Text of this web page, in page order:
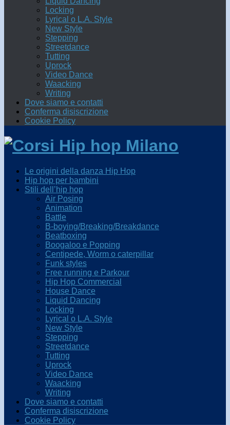
Locking
Lyrical o L.A. Style
New Style
Stepping
Streetdance
Tutting
Uprock
Video Dance
Waacking
Writing
Dove siamo e contatti
Conferma disiscrizione
Cookie Policy
Le origini della danza Hip Hop
Hip hop per bambini
Stili dell’hip hop
Air Posing
Animation
Battle
B-boying/Breaking/Breakdance
Beatboxing
Boogaloo e Popping
Centipede, Worm o caterpillar
Funk styles
Free running e Parkour
Hip Hop Commercial
House Dance
Liquid Dancing
Locking
Lyrical o L.A. Style
New Style
Stepping
Streetdance
Tutting
Uprock
Video Dance
Waacking
Writing
Dove siamo e contatti
Conferma disiscrizione
Cookie Policy